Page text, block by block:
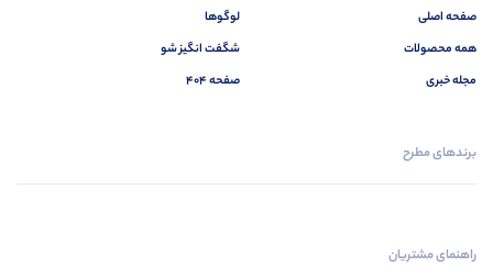
صفحه اصلی
همه محصولات
مجله خبری
لوگوها
شگفت انگیز شو
صفحه 404
برندهای مطرح
راهنمای مشتریان